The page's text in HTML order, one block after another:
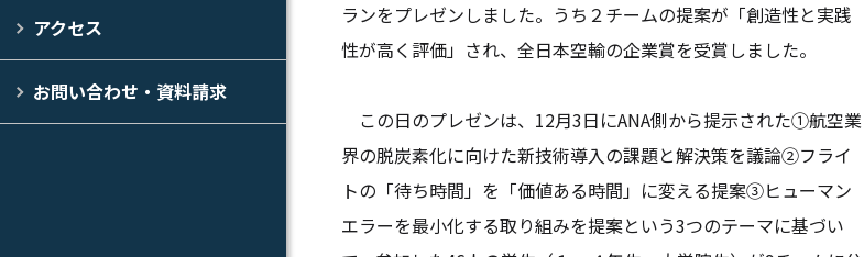
アクセス
お問い合わせ・資料請求
ランをプレゼンしました。うち２チームの提案が「創造性と実践
性が高く評価」され、全日本空輸の企業賞を受賞しました。
この日のプレゼンは、12月3日にANA側から提示された①航空業
界の脱炭素化に向けた新技術導入の課題と解決策を議論②フライ
トの「待ち時間」を「価値ある時間」に変える提案③ヒューマン
エラーを最小化する取り組みを提案――という3つのテーマに基づい